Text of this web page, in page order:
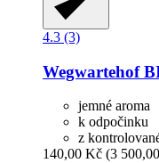
4.3 (3)
Wegwartehof
jemné aroma
k odpočinku
z
140,00 Kč (3